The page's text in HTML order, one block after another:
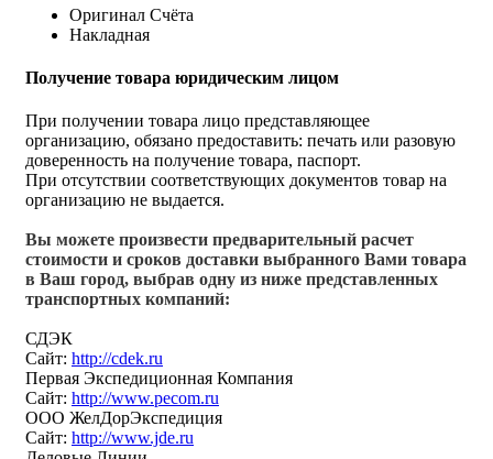
Оригинал Счёта
Накладная
Получение товара юридическим лицом
При получении товара лицо представляющее
организацию, обязано предоставить: печать или разовую
доверенность на получение товара, паспорт.
При отсутствии соответствующих документов товар на
организацию не выдается.
Вы можете произвести предварительный расчет
стоимости и сроков доставки выбранного Вами товара
в Ваш город, выбрав одну из ниже представленных
транспортных компаний:
СДЭК
Сайт: http://cdek.ru
Первая Экспедиционная Компания
Сайт: http://www.pecom.ru
ООО ЖелДорЭкспедиция
Сайт: http://www.jde.ru